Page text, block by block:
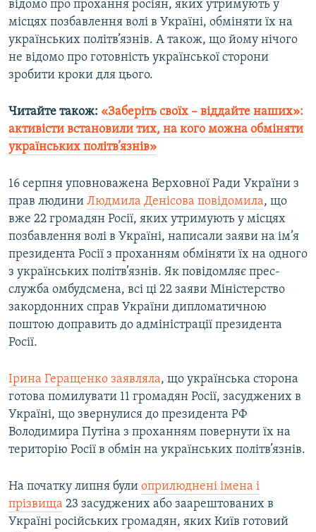
відомо про прохання росіян, яких утримують у
місцях позбавлення волі в Україні, обміняти їх на
українських політв’язнів. А також, що йому нічого
не відомо про готовність української сторони
зробити кроки для цього.
Читайте також: «Заберіть своїх – віддайте наших»:
активісти встановили тих, на кого можна обміняти
українських політв’язнів»
16 серпня уповноважена Верховної Ради України з
прав людини Людмила Денісова повідомила, що
вже 22 громадян Росії, яких утримують у місцях
позбавлення волі в Україні, написали заяви на ім’я
президента Росії з проханням обміняти їх на одного
з українських політв’язнів. Як повідомляє прес-
служба омбудсмена, всі ці 22 заяви Міністерство
закордонних справ України дипломатичною
поштою доправить до адміністрації президента
Росії.
Ірина Геращенко заявляла, що українська сторона
готова помилувати 11 громадян Росії, засуджених в
Україні, що звернулися до президента РФ
Володимира Путіна з проханням повернути їх на
територію Росії в обмін на українських політв’язнів.
На початку липня були оприлюднені імена і
прізвища 23 засуджених або заарештованих в
Україні російських громадян, яких Київ готовий